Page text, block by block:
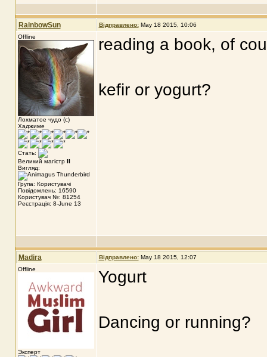
RainbowSun Відправлено: May 18 2015, 10:06
Offline
Лохматое чудо (с)
Хаджиме
Стать:
Великий магістр II
Вигляд:
Група: Користувачі
Повідомлень: 16590
Користувач №: 81254
Реєстрація: 8-June 13
reading a book, of
kefir or yogurt?
Madira Відправлено: May 18 2015, 12:07
Offline
Эксперт
Yogurt
Dancing or running?